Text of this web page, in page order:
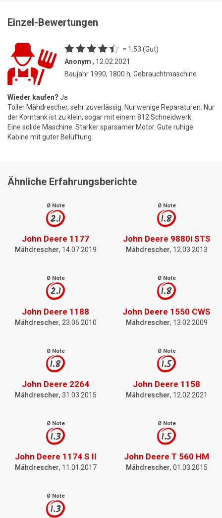
Einzel-Bewertungen
= 1.53 (Gut)
Anonym , 12.02.2021
Baujahr 1990, 1800 h, Gebrauchtmaschine
Wieder kaufen? Ja
Toller Mähdrescher, sehr zuverlässig. Nur wenige Reparaturen. Nur
der Korntank ist zu klein, sogar mit einem 812 Schneidwerk.
Eine solide Maschine. Starker sparsamer Motor. Gute ruhige
Kabine mit guter Belüftung.
Ähnliche Erfahrungsberichte
Ø Note
2.1
John Deere 1177
Mähdrescher, 14.07.2019
Ø Note
1.8
John Deere 9880i STS
Mähdrescher, 12.03.2013
Ø Note
2.1
John Deere 1188
Mähdrescher, 23.06.2010
Ø Note
1.8
John Deere 1550 CWS
Mähdrescher, 13.02.2009
Ø Note
1.8
John Deere 2264
Mähdrescher, 31.03.2015
Ø Note
1.5
John Deere 1158
Mähdrescher, 12.02.2021
Ø Note
1.3
John Deere 1174 S II
Mähdrescher, 11.01.2017
Ø Note
1.5
John Deere T 560 HM
Mähdrescher, 01.03.2015
Ø Note
1.3